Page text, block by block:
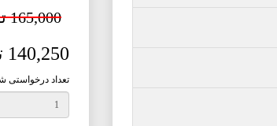
165,000 تومان
140,250 تومان
تعداد درخواستی